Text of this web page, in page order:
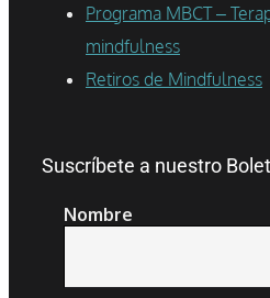
Programa MBCT –
mindfulness
Retiros de Mindfulness
Suscríbete a nuestro
Nombre